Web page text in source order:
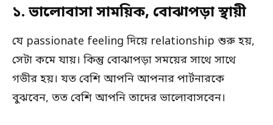
১. ভালোবাসা সাময়িক, বোঝাপড়া স্থায়ী
যে passionate feeling দিয়ে relationship শুরু হয়,
সেটা কমে যায়। কিন্তু বোঝাপড়া সময়ের সাথে সাথে
গভীর হয়। যত বেশি আপনি আপনার পার্টনারকে
বুঝবেন, তত বেশি আপনি তাদের ভালোবাসবেন।